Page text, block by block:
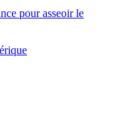
pour asseoir le